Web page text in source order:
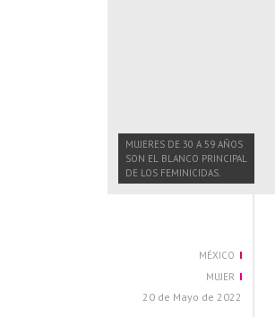
MUJERES DE 30 A 59 AÑOS
SON EL BLANCO PRINCIPAL
DE LOS FEMINICIDAS.
MÉXICO
MUJER
20 de Mayo de 2022